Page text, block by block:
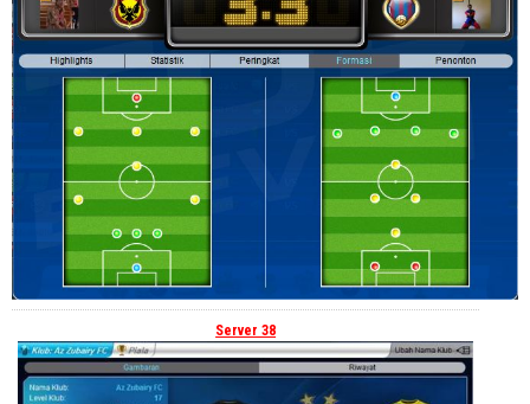
Server 38